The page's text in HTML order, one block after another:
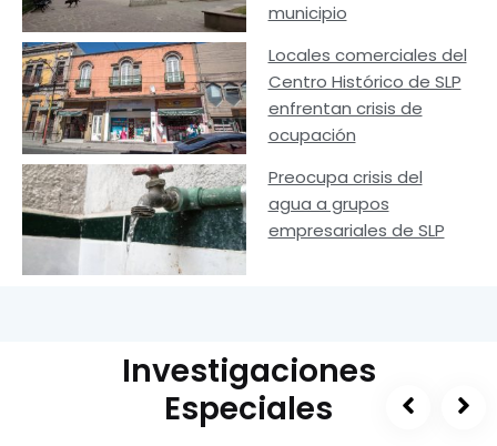
municipio
Locales comerciales del
Centro Histórico de SLP
enfrentan crisis de
ocupación
Preocupa crisis del
agua a grupos
empresariales de SLP
Investigaciones
Especiales